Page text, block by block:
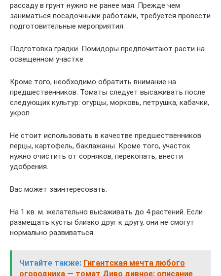
рассаду в грунт нужно не ранее мая. Прежде чем
заниматься посадочными работами, требуется провести
подготовительные мероприятия:
Подготовка грядки. Помидоры предпочитают расти на
освещенном участке
Кроме того, необходимо обратить внимание на
предшественников. Томаты следует высаживать после
следующих культур: огурцы, морковь, петрушка, кабачки,
укроп
Не стоит использовать в качестве предшественников
перцы, картофель, баклажаны. Кроме того, участок
нужно очистить от сорняков, перекопать, внести
удобрения.
Вас может заинтересовать:
На 1 кв. м. желательно высаживать до 4 растений. Если
размещать кусты близко друг к другу, они не смогут
нормально развиваться.
Читайте также: Гигантская мечта любого
огородника — томат Диво дивное: описание